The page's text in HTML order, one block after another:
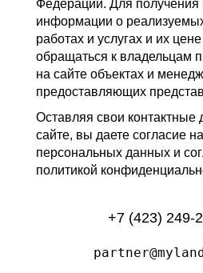
Федерации. Для получения
информации о
работах и услугах и их
обращаться к владельцам
на сайте объектах и
предоставляющих
Оставляя свои контактные
сайте, вы даете согласие
персональных данных и
политикой
+7 (423) 249-